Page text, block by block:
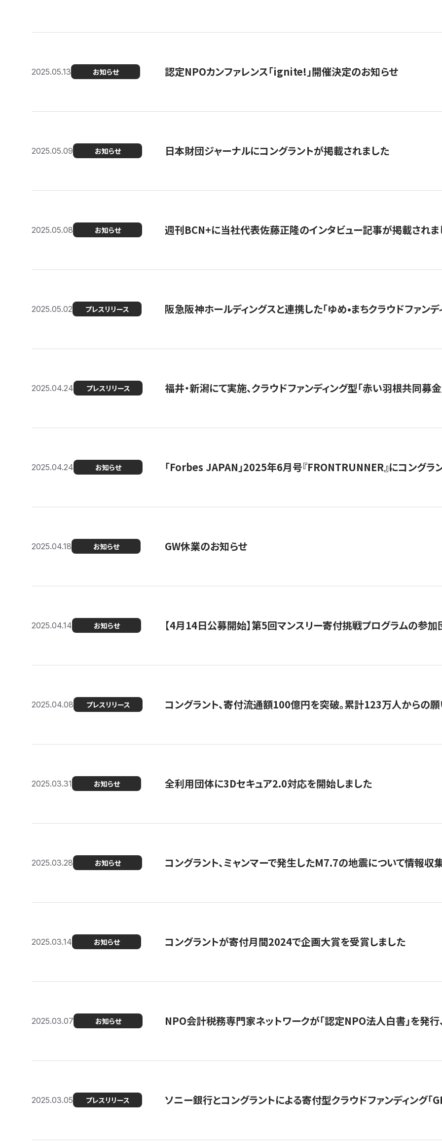
2025.05.13 お知らせ 認定NPOカンファレンス「ignite!」開催決定のお知らせ
2025.05.09 お知らせ 日本財団ジャーナルにコングラントが掲載されました
2025.05.08 お知らせ 週刊BCN+に当社代表佐藤正隆のインタビュー記事が掲載されま
2025.05.02 プレスリリース 阪急阪神ホールディングスと連携した「ゆめ•まちクラウドファン
2025.04.24 プレスリリース 福井・新潟にて実施、クラウドファンディング型「赤い羽根共同
2025.04.24 お知らせ 「Forbes JAPAN」2025年6月号『FRONTRUNNER』にコングラ
2025.04.18 お知らせ GW休業のお知らせ
2025.04.14 お知らせ 【4月14日公募開始】第5回マンスリー寄付挑戦プログラムの参
2025.04.08 プレスリリース コングラント、寄付流通額100億円を突破。累計123万人からの
2025.03.31 お知らせ 全利用団体に3Dセキュア2.0対応を開始しました
2025.03.28 お知らせ コングラント、ミャンマーで発生したM7.7の地震について情報収
2025.03.14 お知らせ コングラントが寄付月間2024で企画大賞を受賞しました
2025.03.07 お知らせ NPO会計税務専門家ネットワークが「認定NPO法人白書」を発
2025.03.05 プレスリリース ソニー銀行とコングラントによる寄付型クラウドファンディング